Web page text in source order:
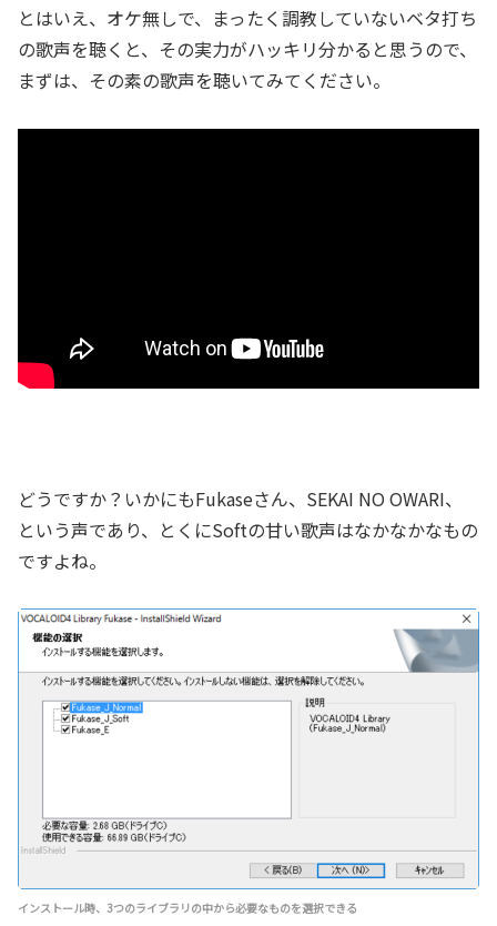
とはいえ、オケ無しで、まったく調教していないベタ打ち
の歌声を聴くと、その実力がハッキリ分かると思うので、
まずは、その素の歌声を聴いてみてください。
どうですか？いかにもFukaseさん、SEKAI NO OWARI、
という声であり、とくにSoftの甘い歌声はなかなかなもの
ですよね。
インストール時、3つのライブラリの中から必要なものを選択できる